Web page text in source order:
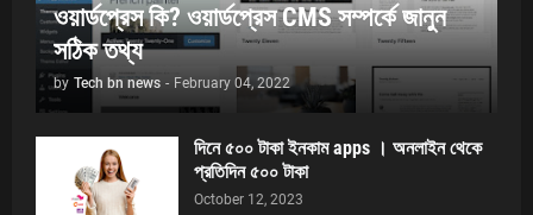
ওয়ার্ডপ্রেস কি? ওয়ার্ডপ্রেস CMS সম্পর্কে জানুন
সঠিক তথ্য
by Tech bn news - February 04, 2022
দিনে ৫০০ টাকা ইনকাম apps । অনলাইন থেকে
প্রতিদিন ৫০০ টাকা
October 12, 2023